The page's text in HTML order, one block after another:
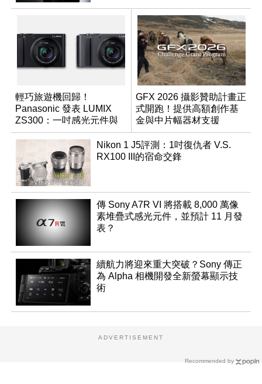
輕巧旅遊機回歸！
Panasonic 發表 LUMIX
ZS300：一吋感光元件與
15 倍光學變焦
GFX 2026 攝影贊助計畫正
式開跑！提供高額創作基
金與中片幅器材支援
Nikon 1 J5評測：1吋復仇者 V.S.
RX100 III的宿命交鋒
傳 Sony A7R VI 將搭載 8,000 萬像
素堆疊式感光元件，並預計 11 月發
表？
續航力將迎來重大突破？Sony 傳正
為 Alpha 相機開發全新螢幕顯示技
術
Recommended by
ADVERTISEMENT